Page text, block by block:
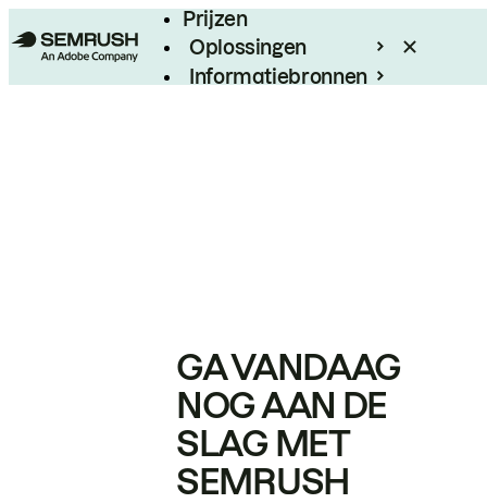
Prijzen
Oplossingen
Informatiebronnen
GA VANDAAG
NOG AAN DE
SLAG MET
SEMRUSH